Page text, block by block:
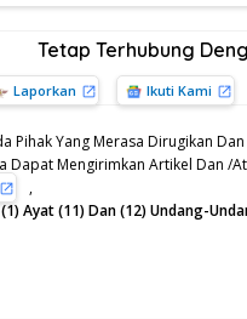
Tetap Terhubung
Laporkan Ikuti Kami
Pihak Yang Merasa Dirugikan
Dapat Mengirimkan Artikel Dan /
,
Ayat (11) Dan (12) Undang-